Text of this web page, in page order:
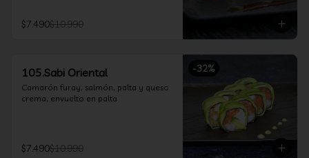
$7.490$10.990
-32%
105.Sabi Oriental
Camarón furay, salmón, palta y queso
crema, envuelto en palta
$7.490$10.990